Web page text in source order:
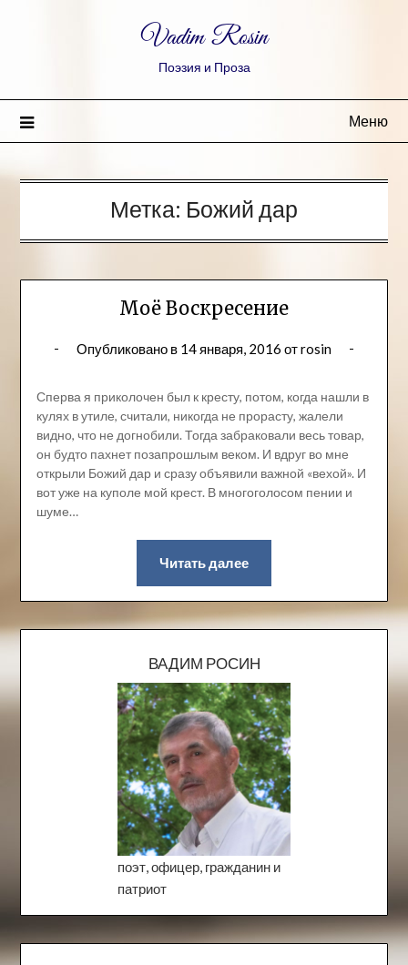
Vadim Rosin
Поэзия и Проза
Меню
Метка: Божий дар
Моё Воскресение
Опубликовано в 14 января, 2016 отrosin
Сперва я приколочен был к кресту, потом, когда нашли в
кулях в утиле, считали, никогда не прорасту, жалели
видно, что не догнобили. Тогда забраковали весь товар,
он будто пахнет позапрошлым веком. И вдруг во мне
открыли Божий дар и сразу объявили важной «вехой». И
вот уже на куполе мой крест. В многоголосом пении и
шуме…
Читать далее
ВАДИМ РОСИН
поэт, офицер, гражданин и
патриот